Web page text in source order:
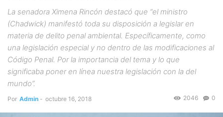
La senadora Ximena Rincón destacó que “el ministro
(Chadwick) manifestó toda su disposición a legislar en
materia de delito penal ambiental. Específicamente, como
una legislación especial y no dentro de las modificaciones al
Código Penal. Por la importancia del tema y lo que
significaba poner en línea nuestra legislación con la del
mundo”.
Por Admin - octubre 16, 2018 0
2046